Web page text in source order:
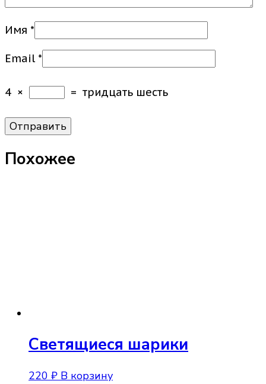
Имя *
Email *
4 × = тридцать шесть
Похожее
Светящиеся шарики
220 ₽ В корзину